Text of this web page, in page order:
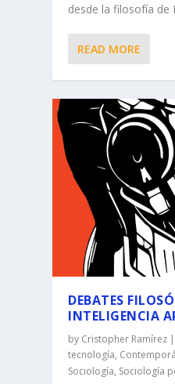
desde la filosofía de
READ MORE
DEBATES
INTELIGENCIA
by Cristopher Ramírez
tecnología,
Sociología, Sociología